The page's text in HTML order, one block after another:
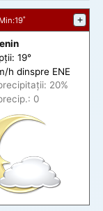
Min:19˚ +
19°
h dinspre ENE
itații: 20%
0